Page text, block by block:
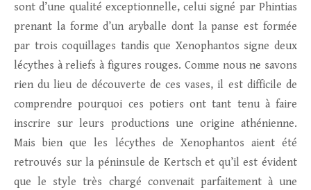
sont d’une qualité exceptionnelle, celui signé par Phintias
prenant la forme d’un aryballe dont la panse est formée
par trois coquillages tandis que Xenophantos signe deux
lécythes à reliefs à figures rouges. Comme nous ne savons
rien du lieu de découverte de ces vases, il est difficile de
comprendre pourquoi ces potiers ont tant tenu à faire
inscrire sur leurs productions une origine athénienne.
Mais bien que les lécythes de Xenophantos aient été
retrouvés sur la péninsule de Kertsch et qu’il est évident
que le style très chargé convenait parfaitement à une